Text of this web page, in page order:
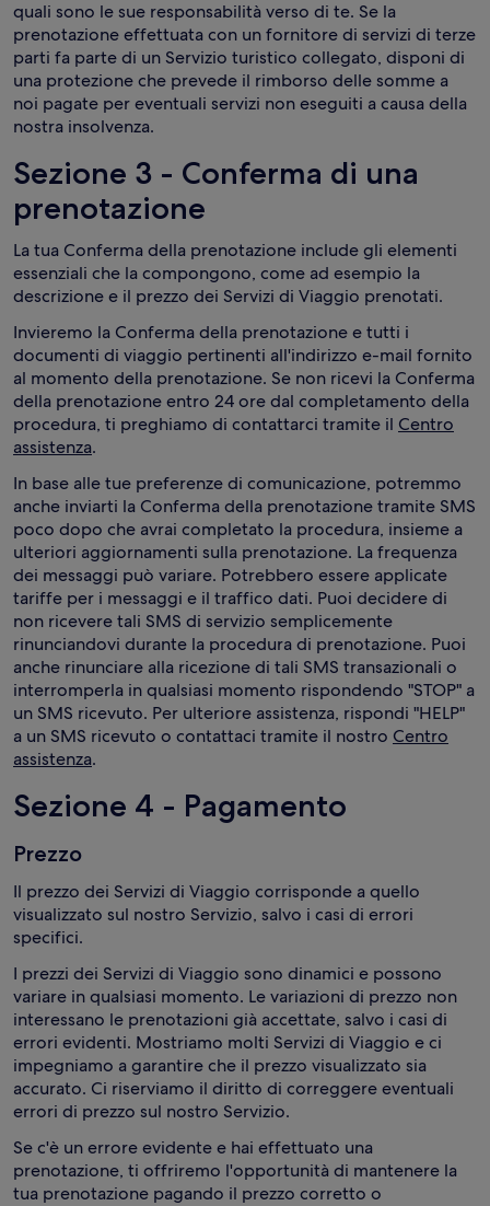
quali sono le sue responsabilità verso di te. Se la
prenotazione effettuata con un fornitore di servizi di terze
parti fa parte di un Servizio turistico collegato, disponi di
una protezione che prevede il rimborso delle somme a
noi pagate per eventuali servizi non eseguiti a causa della
nostra insolvenza.
Sezione 3 - Conferma di una
prenotazione
La tua Conferma della prenotazione include gli elementi
essenziali che la compongono, come ad esempio la
descrizione e il prezzo dei Servizi di Viaggio prenotati.
Invieremo la Conferma della prenotazione e tutti i
documenti di viaggio pertinenti all'indirizzo e-mail fornito
al momento della prenotazione. Se non ricevi la Conferma
della prenotazione entro 24 ore dal completamento della
procedura, ti preghiamo di contattarci tramite il Centro
assistenza.
In base alle tue preferenze di comunicazione, potremmo
anche inviarti la Conferma della prenotazione tramite SMS
poco dopo che avrai completato la procedura, insieme a
ulteriori aggiornamenti sulla prenotazione. La frequenza
dei messaggi può variare. Potrebbero essere applicate
tariffe per i messaggi e il traffico dati. Puoi decidere di
non ricevere tali SMS di servizio semplicemente
rinunciandovi durante la procedura di prenotazione. Puoi
anche rinunciare alla ricezione di tali SMS transazionali o
interromperla in qualsiasi momento rispondendo "STOP" a
un SMS ricevuto. Per ulteriore assistenza, rispondi "HELP"
a un SMS ricevuto o contattaci tramite il nostro Centro
assistenza.
Sezione 4 - Pagamento
Prezzo
Il prezzo dei Servizi di Viaggio corrisponde a quello
visualizzato sul nostro Servizio, salvo i casi di errori
specifici.
I prezzi dei Servizi di Viaggio sono dinamici e possono
variare in qualsiasi momento. Le variazioni di prezzo non
interessano le prenotazioni già accettate, salvo i casi di
errori evidenti. Mostriamo molti Servizi di Viaggio e ci
impegniamo a garantire che il prezzo visualizzato sia
accurato. Ci riserviamo il diritto di correggere eventuali
errori di prezzo sul nostro Servizio.
Se c'è un errore evidente e hai effettuato una
prenotazione, ti offriremo l'opportunità di mantenere la
tua prenotazione pagando il prezzo corretto o